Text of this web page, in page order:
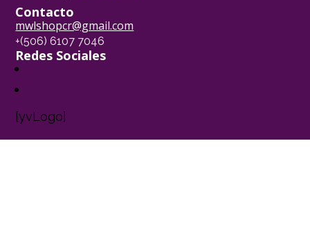
Contacto
mwlshopcr@gmail.com
+(506) 6107 7046
Redes Sociales
[yvLogo]